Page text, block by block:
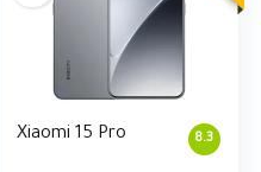
8.3
Xiaomi 15 Pro